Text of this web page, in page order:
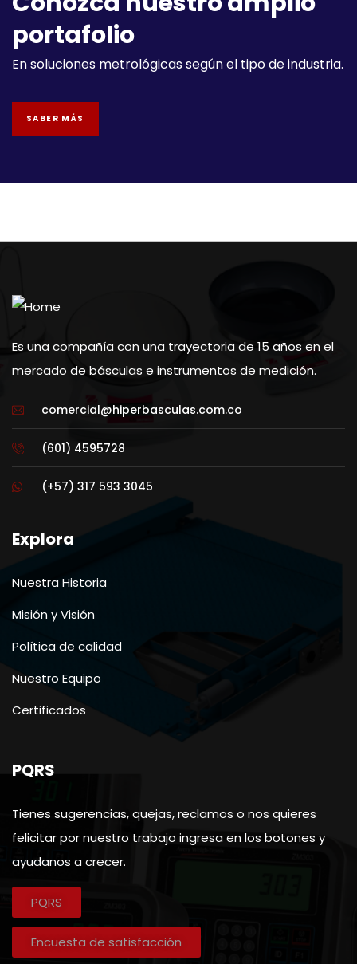
portafolio
En soluciones metrológicas según el tipo de industria.
SABER MÁS
Es una compañía con una trayectoria de 15 años en el
mercado de básculas e instrumentos de medición.
comercial@hiperbasculas.com.co
(601) 4595728
(+57) 317 593 3045
Explora
Nuestra Historia
Misión y Visión
Política de calidad
Nuestro Equipo
Certificados
PQRS
Tienes sugerencias, quejas, reclamos o nos quieres
felicitar por nuestro trabajo ingresa en los botones y
ayudanos a crecer.
PQRS
Encuesta de satisfacción